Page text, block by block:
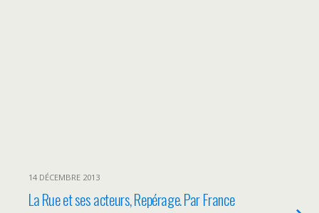
14 DÉCEMBRE 2013
La Rue et ses acteurs, Repérage. Par France